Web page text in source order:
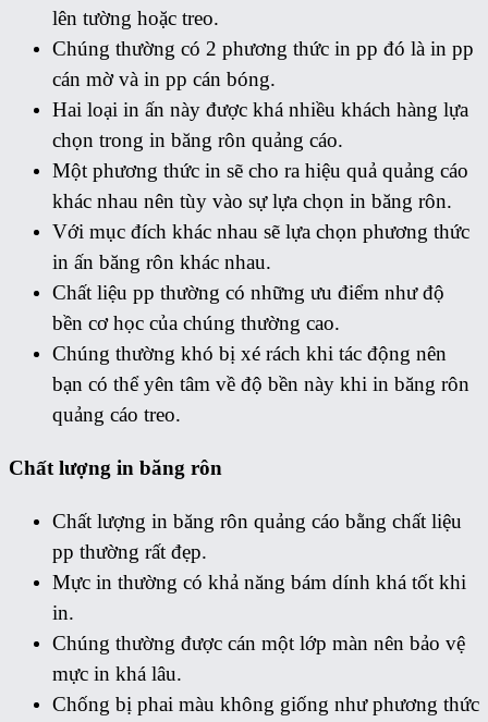
lên tường hoặc treo.
Chúng thường có 2 phương thức in pp đó là in pp
cán mờ và in pp cán bóng.
Hai loại in ấn này được khá nhiều khách hàng lựa
chọn trong in băng rôn quảng cáo.
Một phương thức in sẽ cho ra hiệu quả quảng cáo
khác nhau nên tùy vào sự lựa chọn in băng rôn.
Với mục đích khác nhau sẽ lựa chọn phương thức
in ấn băng rôn khác nhau.
Chất liệu pp thường có những ưu điểm như độ
bền cơ học của chúng thường cao.
Chúng thường khó bị xé rách khi tác động nên
bạn có thể yên tâm về độ bền này khi in băng rôn
quảng cáo treo.
Chất lượng in băng rôn
Chất lượng in băng rôn quảng cáo bằng chất liệu
pp thường rất đẹp.
Mực in thường có khả năng bám dính khá tốt khi
in.
Chúng thường được cán một lớp màn nên bảo vệ
mực in khá lâu.
Chống bị phai màu không giống như phương thức